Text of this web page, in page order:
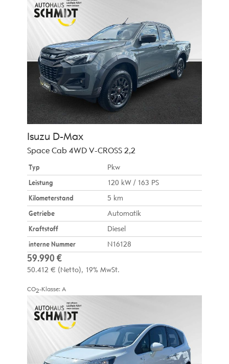
Isuzu D-Max
Space Cab 4WD V-CROSS 2,2
Typ
Pkw
Leistung
120 kW / 163 PS
Kilometerstand
5 km
Getriebe
Automatik
Kraftstoff
Diesel
interne Nummer
N16128
59.990 €
50.412 € (Netto) 19% MwSt.
CO2-Klasse: A